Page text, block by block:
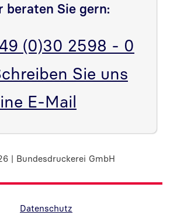
beraten Sie gern:
(0)30 2598 - 0
Mail:
Sie uns
E-Mail
| Bundesdruckerei GmbH
Datenschutz